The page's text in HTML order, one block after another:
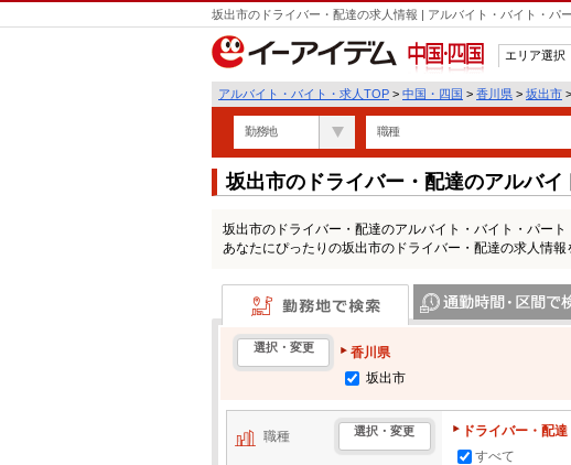
坂出市のドライバー・配達の求人情報 | アルバイト・バイト・パ
中国・四国
エリア選択
アルバイト・バイト・求人TOP > 中国・四国 > 香川県 > 坂出市
勤務地 職種
坂出市のドライバー・配達のアルバ
坂出市のドライバー・配達のアルバイト・バイト・パー
あなたにぴったりの坂出市のドライバー・配達の求人情報
勤務地で検索
選択・変更
香川県
坂出市
職種 選択・変更
ドライバー・配達
すべて